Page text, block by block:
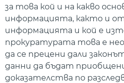
за това кой и на какво
информацията, както и от
информацията и кой е
прокуратурата това е
да се прецени дали
данни да бъдат
доказателства по